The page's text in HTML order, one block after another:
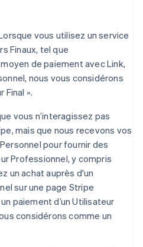
vous utilisez un service
Finaux, tel que
de paiement avec Link,
nous vous considérons
Final ».
vous n’interagissez pas
mais que nous recevons vos
pour fournir des
Professionnel, y compris
un achat auprès d'un
sur une page Stripe
paiement d’un Utilisateur
considérons comme un